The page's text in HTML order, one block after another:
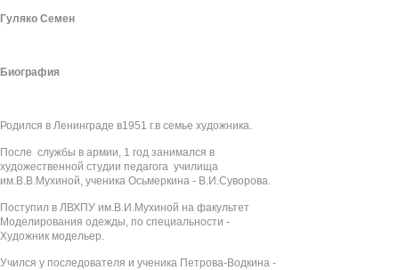
Гуляко Семен
Биография
Родился в Ленинграде в1951 г.в семье художника.
После службы в армии, 1 год занимался в
художественной студии педагога училища
им.В.В.Мухиной, ученика Осьмеркина - В.И.Суворова.
Поступил в ЛВХПУ им.В.И.Мухиной на факультет
Моделирования одежды, по специальности -
Художник модельер.
Учился у последователя и ученика Петрова-Водкина -